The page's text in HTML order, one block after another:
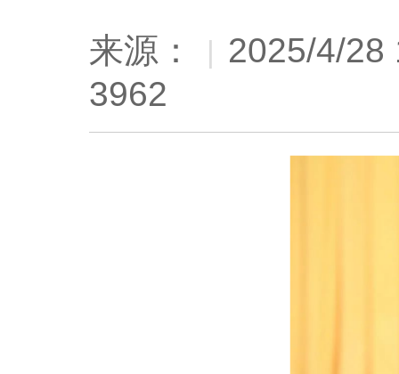
来源： | 2025/4/28
3962